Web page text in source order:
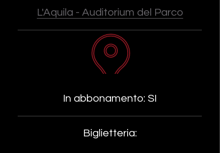
L'Aquila - Auditorium del Parco
In abbonamento: SI
Biglietteria: